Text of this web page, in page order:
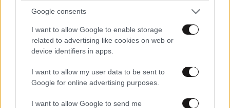
Google consents
I want to allow Google to enable storage
related to advertising like cookies on web or
device identifiers in apps.
I want to allow my user data to be sent to
Google for online advertising purposes.
I want to allow Google to send me
Τα 6 καλύτερα φρούτα για την υγεία του
εντέρου – Πραγματικά «super foods» που
αξίζουν να μπουν στη διατροφή σας